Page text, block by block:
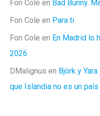
Fon Cole en Bad Bunny.
Fon Cole en Para ti
Fon Cole en En Madrid lo
2026
DMalignus en Björk y
que Islandia no es un país